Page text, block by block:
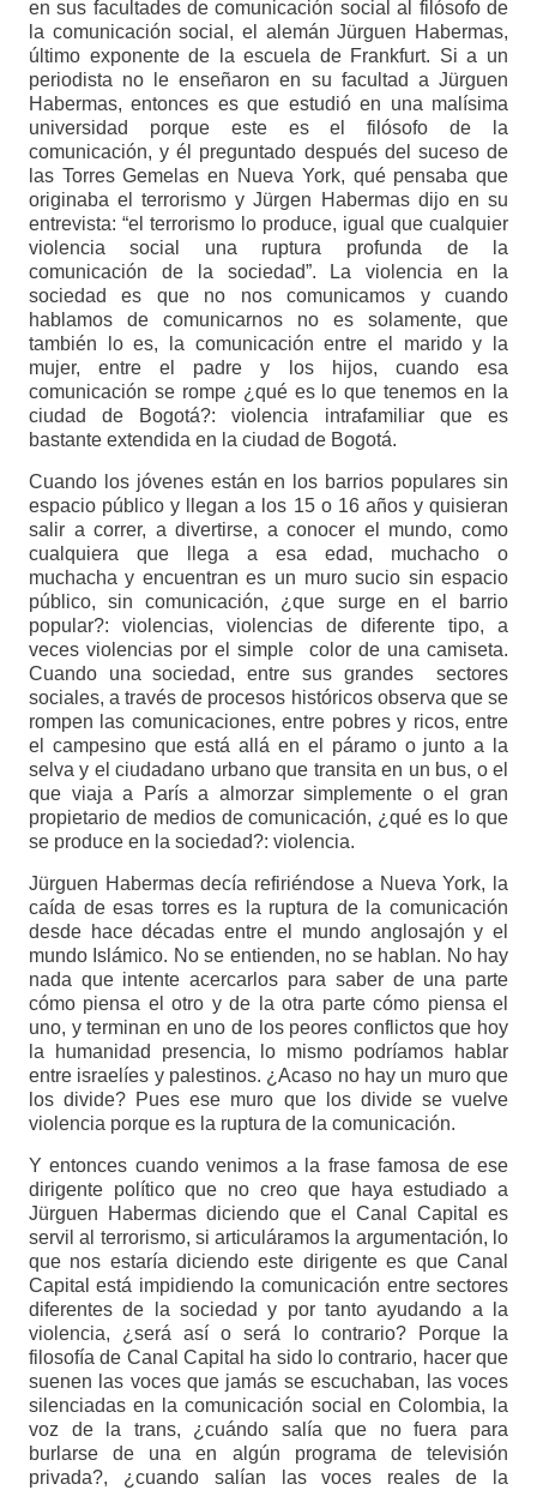
en sus facultades de comunicación social al filósofo de
la comunicación social, el alemán Jürguen Habermas,
último exponente de la escuela de Frankfurt. Si a un
periodista no le enseñaron en su facultad a Jürguen
Habermas, entonces es que estudió en una malísima
universidad porque este es el filósofo de la
comunicación, y él preguntado después del suceso de
las Torres Gemelas en Nueva York, qué pensaba que
originaba el terrorismo y Jürgen Habermas dijo en su
entrevista: “el terrorismo lo produce, igual que cualquier
violencia social una ruptura profunda de la
comunicación de la sociedad”. La violencia en la
sociedad es que no nos comunicamos y cuando
hablamos de comunicarnos no es solamente, que
también lo es, la comunicación entre el marido y la
mujer, entre el padre y los hijos, cuando esa
comunicación se rompe ¿qué es lo que tenemos en la
ciudad de Bogotá?: violencia intrafamiliar que es
bastante extendida en la ciudad de Bogotá.
Cuando los jóvenes están en los barrios populares sin
espacio público y llegan a los 15 o 16 años y quisieran
salir a correr, a divertirse, a conocer el mundo, como
cualquiera que llega a esa edad, muchacho o
muchacha y encuentran es un muro sucio sin espacio
público, sin comunicación, ¿que surge en el barrio
popular?: violencias, violencias de diferente tipo, a
veces violencias por el simple color de una camiseta.
Cuando una sociedad, entre sus grandes sectores
sociales, a través de procesos históricos observa que se
rompen las comunicaciones, entre pobres y ricos, entre
el campesino que está allá en el páramo o junto a la
selva y el ciudadano urbano que transita en un bus, o el
que viaja a París a almorzar simplemente o el gran
propietario de medios de comunicación, ¿qué es lo que
se produce en la sociedad?: violencia.
Jürguen Habermas decía refiriéndose a Nueva York, la
caída de esas torres es la ruptura de la comunicación
desde hace décadas entre el mundo anglosajón y el
mundo Islámico. No se entienden, no se hablan. No hay
nada que intente acercarlos para saber de una parte
cómo piensa el otro y de la otra parte cómo piensa el
uno, y terminan en uno de los peores conflictos que hoy
la humanidad presencia, lo mismo podríamos hablar
entre israelíes y palestinos. ¿Acaso no hay un muro que
los divide? Pues ese muro que los divide se vuelve
violencia porque es la ruptura de la comunicación.
Y entonces cuando venimos a la frase famosa de ese
dirigente político que no creo que haya estudiado a
Jürguen Habermas diciendo que el Canal Capital es
servil al terrorismo, si articuláramos la argumentación, lo
que nos estaría diciendo este dirigente es que Canal
Capital está impidiendo la comunicación entre sectores
diferentes de la sociedad y por tanto ayudando a la
violencia, ¿será así o será lo contrario? Porque la
filosofía de Canal Capital ha sido lo contrario, hacer que
suenen las voces que jamás se escuchaban, las voces
silenciadas en la comunicación social en Colombia, la
voz de la trans, ¿cuándo salía que no fuera para
burlarse de una en algún programa de televisión
privada?, ¿cuando salían las voces reales de la